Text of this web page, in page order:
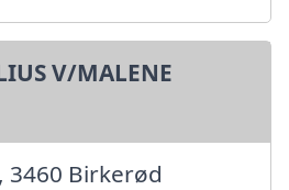
V/MALENE
3460 Birkerød